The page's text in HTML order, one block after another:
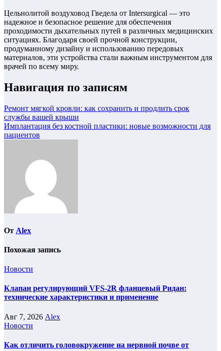
Цельнолитой воздуховод Гведела от Intersurgical — это
надежное и безопасное решение для обеспечения
проходимости дыхательных путей в различных медицинских
ситуациях. Благодаря своей прочной конструкции,
продуманному дизайну и использованию передовых
материалов, эти устройства стали важным инструментом для
врачей по всему миру.
Навигация по записям
Ремонт мягкой кровли: как сохранить и продлить срок
службы вашей крыши
Имплантация без костной пластики: новые возможности для
пациентов
От Alex
Похожая запись
Новости
Клапан регулирующий VFS-2R фланцевый Ридан:
технические характеристики и применение
Авг 7, 2026 Alex
Новости
Как отличить головокружение на нервной почве от